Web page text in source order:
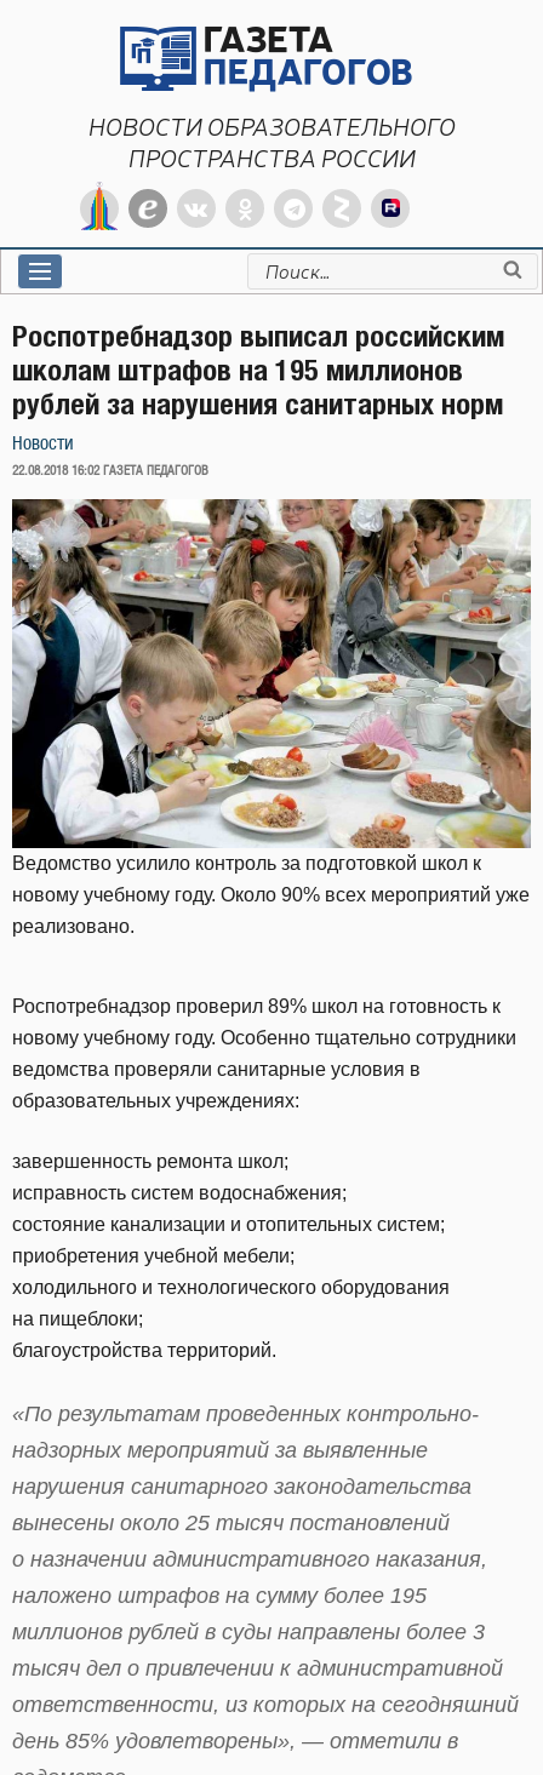
НОВОСТИ ОБРАЗОВАТЕЛЬНОГО
ПРОСТРАНСТВА РОССИИ
Искать:
Роспотребнадзор выписал российским
школам штрафов на 195 миллионов
рублей за нарушения санитарных норм
Новости
ОПУБЛИКОВАНО
22.08.2018 16:02 ГАЗЕТА ПЕДАГОГОВ
Ведомство усилило контроль за подготовкой школ к
новому учебному году. Около 90% всех мероприятий уже
реализовано.
Роспотребнадзор проверил 89% школ на готовность к
новому учебному году. Особенно тщательно сотрудники
ведомства проверяли санитарные условия в
образовательных учреждениях:
завершенность ремонта школ;
исправность систем водоснабжения;
состояние канализации и отопительных систем;
приобретения учебной мебели;
холодильного и технологического оборудования
на пищеблоки;
благоустройства территорий.
«По результатам проведенных контрольно-
надзорных мероприятий за выявленные
нарушения санитарного законодательства
вынесены около 25 тысяч постановлений
о назначении административного наказания,
наложено штрафов на сумму более 195
миллионов рублей в суды направлены более 3
тысяч дел о привлечении к административной
ответственности, из которых на сегодняшний
день 85% удовлетворены», — отметили в